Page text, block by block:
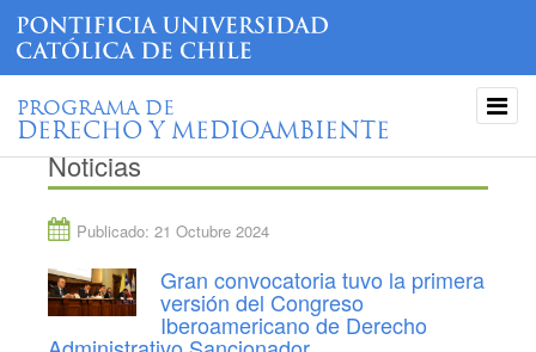
PROGRAMA DE
DERECHO Y MEDIOAMBIENTE
Noticias
Publicado: 21 Octubre 2024
Gran convocatoria tuvo la primera
versión del Congreso
Iberoamericano de Derecho